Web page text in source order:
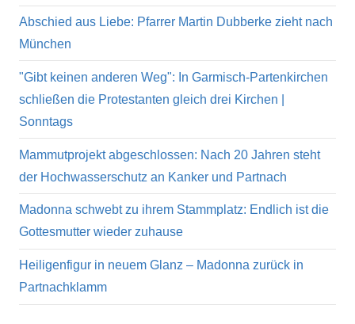
Abschied aus Liebe: Pfarrer Martin Dubberke zieht nach
München
"Gibt keinen anderen Weg": In Garmisch-Partenkirchen
schließen die Protestanten gleich drei Kirchen |
Sonntags
Mammutprojekt abgeschlossen: Nach 20 Jahren steht
der Hochwasserschutz an Kanker und Partnach
Madonna schwebt zu ihrem Stammplatz: Endlich ist die
Gottesmutter wieder zuhause
Heiligenfigur in neuem Glanz – Madonna zurück in
Partnachklamm